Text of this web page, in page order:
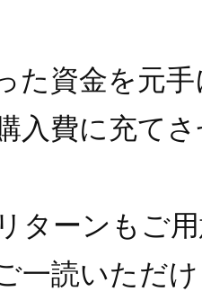
た資金を元
入費に充て
ターンもご
一読いただ